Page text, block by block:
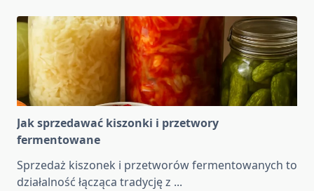
Jak sprzedawać kiszonki i przetwory
fermentowane
Sprzedaż kiszonek i przetworów fermentowanych to
działalność łącząca tradycję z ...